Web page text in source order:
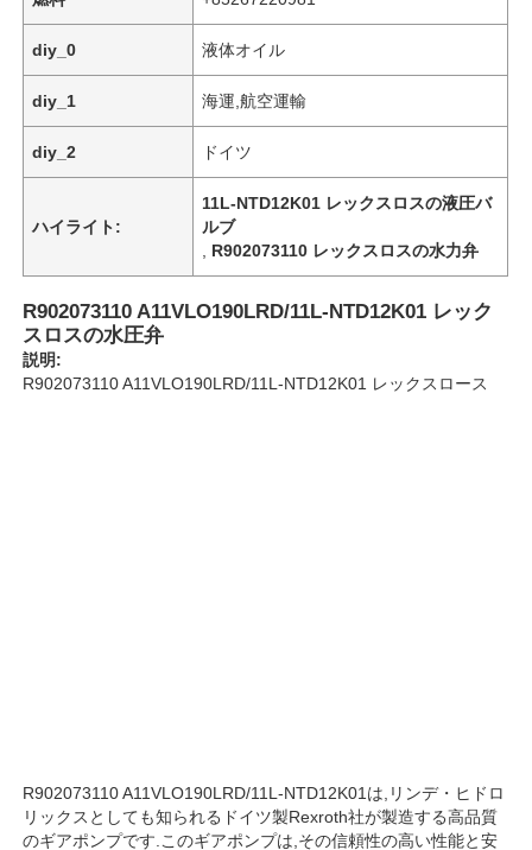
製品
ニュース
diy_0 液体オイル
diy_1 海運,航空運輸
diy_2 ドイツ
ハイライト:
11L-NTD12K01 レックスロスの液圧バ
ルブ
R902073110 レックスロスの水力弁
R902073110 A11VLO190LRD/11L-NTD12K01 レック
スロスの水圧弁
説明:
R902073110 A11VLO190LRD/11L-NTD12K01 レックスロース
R902073110 A11VLO190LRD/11L-NTD12K01は,リンデ・ヒドロ
リックスとしても知られるドイツ製Rexroth社が製造する高品質
のギアポンプです.このギアポンプは,その信頼性の高い性能と安